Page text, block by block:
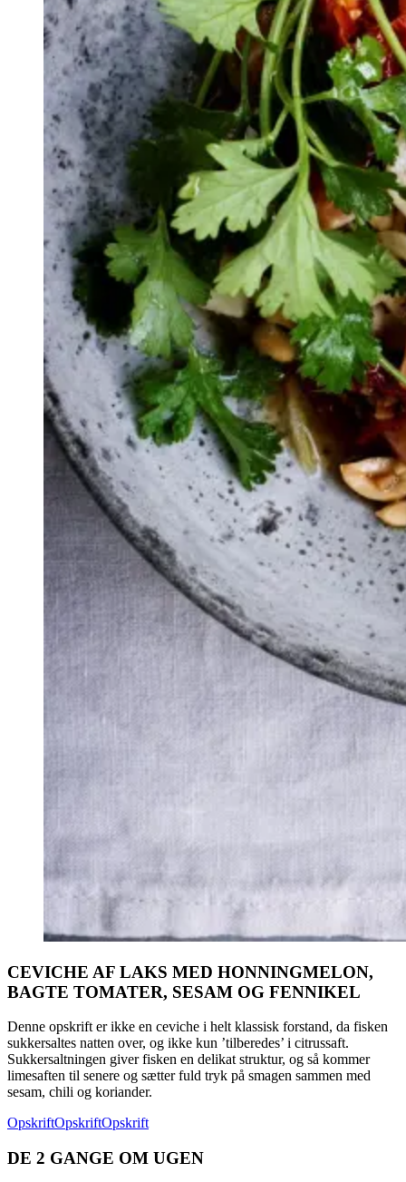
CEVICHE AF LAKS MED HONNINGMELON,
BAGTE TOMATER, SESAM OG FENNIKEL
Denne opskrift er ikke en ceviche i helt klassisk forstand, da fisken
sukkersaltes natten over, og ikke kun ’tilberedes’ i citrussaft.
Sukkersaltningen giver fisken en delikat struktur, og så kommer
limesaften til senere og sætter fuld tryk på smagen sammen med
sesam, chili og koriander.
OpskriftOpskriftOpskrift
DE 2 GANGE OM UGEN